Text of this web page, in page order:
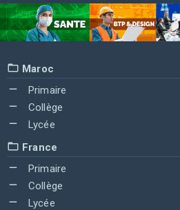
Maroc
Primaire
Collège
Lycée
France
Primaire
Collège
Lycée